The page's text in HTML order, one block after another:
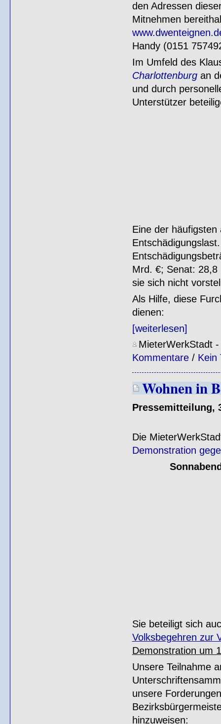
den Adressen
Mitnehmen
Handy (0151
Im Umfeld des
Charlottenburgan
und durch
Unterstützer
Eine der
Mrd. €; Senat:
sie sich nicht
Als Hilfe, diese
dienen:
[weiterlesen]
MieterWerkStadt
Kommentare/ Kein
Wohnen in
Pressemitteilung,
Die
Demonstration
Sie beteiligt sich
Volksbegehren zur
Demonstration um
Unsere Teilnahme
unsere
hinzuweisen: